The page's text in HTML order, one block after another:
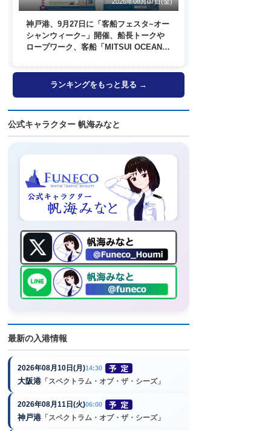
神戸港、9月27日に「客船フェスタ~オー
シャンウィーク~」開催、船長トークや
ロープワーク、客船「MITSUI OCEAN
ランキングをもっと見る →
公式キャラクター 帆海みなと
最新の入港情報
2026年08月10日(月)14:30
大阪港 「スペクトラム・オブ・ザ・シーズ」
2026年08月11日(火)06:00
神戸港 「スペクトラム・オブ・ザ・シーズ」